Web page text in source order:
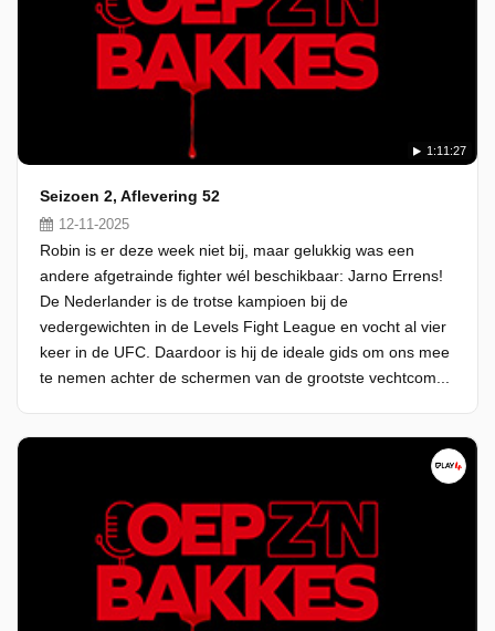
1:11:27
Seizoen 2, Aflevering 52
12-11-2025
Robin is er deze week niet bij, maar gelukkig was een
andere afgetrainde fighter wél beschikbaar: Jarno Errens!
De Nederlander is de trotse kampioen bij de
vedergewichten in de Levels Fight League en vocht al vier
keer in de UFC. Daardoor is hij de ideale gids om ons mee
te nemen achter de schermen van de grootste vechtcom...